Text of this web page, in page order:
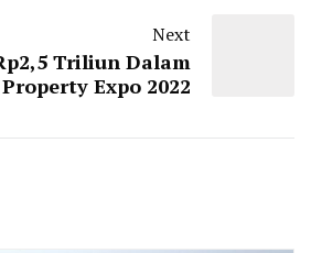
Next
Triliun Dalam
Property Expo 2022